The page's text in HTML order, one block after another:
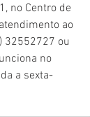
no Centro de
ao
32552727 ou
no
a sexta-